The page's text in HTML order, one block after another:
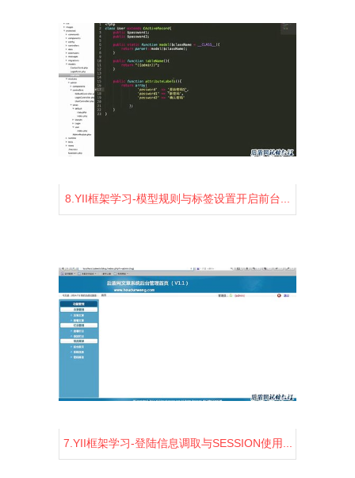
1458 2 0
8.YII框架学习-模型规则与标签设置开启前台...
1438 2 0
7.YII框架学习-登陆信息调取与SESSION使用...